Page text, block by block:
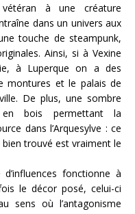
à une créature
dans un univers aux
touche de steampunk,
Ainsi, si à Vexine
à Luperque on a des
montures et le palais de
De plus, une sombre
bois permettant la
dans l’Arquesylve : ce
trouvé est vraiment le
fonctionne à
le décor posé, celui-ci
sens où l’antagonisme